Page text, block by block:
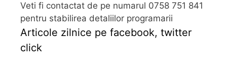
Veti fi contactat de pe numarul 0758 751 841
pentru stabilirea detaliilor programarii
Articole zilnice pe facebook, twitter
click